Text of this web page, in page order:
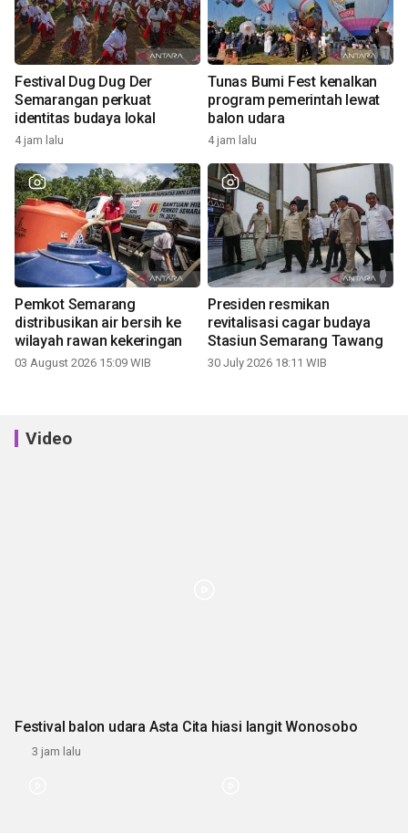
Festival Dug Dug Der
Semarangan perkuat
identitas budaya lokal
4 jam lalu
Tunas Bumi Fest kenalkan
program pemerintah lewat
balon udara
4 jam lalu
Pemkot Semarang
distribusikan air bersih ke
wilayah rawan kekeringan
03 August 2026 15:09 WIB
Presiden resmikan
revitalisasi cagar budaya
Stasiun Semarang Tawang
30 July 2026 18:11 WIB
Video
Festival balon udara Asta Cita hiasi langit Wonosobo
3 jam lalu